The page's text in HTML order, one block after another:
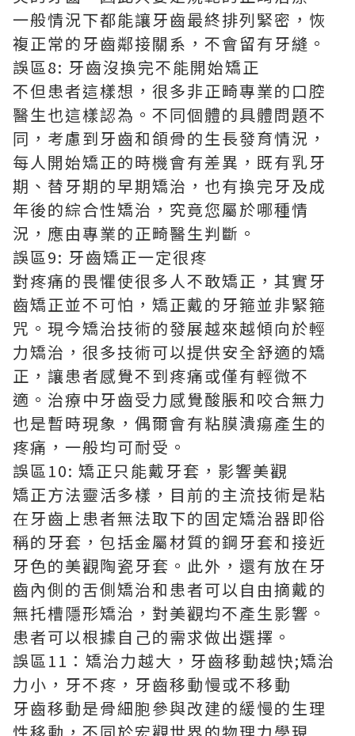
一般情況下都能讓牙齒最終排列緊密，恢
複正常的牙齒鄰接關系，不會留有牙縫。
誤區8: 牙齒沒換完不能開始矯正
不但患者這樣想，很多非正畸專業的口腔
醫生也這樣認為。不同個體的具體問題不
同，考慮到牙齒和頜骨的生長發育情況，
每人開始矯正的時機會有差異，既有乳牙
期、替牙期的早期矯治，也有換完牙及成
年後的綜合性矯治，究竟您屬於哪種情
況，應由專業的正畸醫生判斷。
誤區9: 牙齒矯正一定很疼
對疼痛的畏懼使很多人不敢矯正，其實牙
齒矯正並不可怕，矯正戴的牙箍並非緊箍
咒。現今矯治技術的發展越來越傾向於輕
力矯治，很多技術可以提供安全舒適的矯
正，讓患者感覺不到疼痛或僅有輕微不
適。治療中牙齒受力感覺酸脹和咬合無力
也是暫時現象，偶爾會有粘膜潰瘍產生的
疼痛，一般均可耐受。
誤區10: 矯正只能戴牙套，影響美觀
矯正方法靈活多樣，目前的主流技術是粘
在牙齒上患者無法取下的固定矯治器即俗
稱的牙套，包括金屬材質的鋼牙套和接近
牙色的美觀陶瓷牙套。此外，還有放在牙
齒內側的舌側矯治和患者可以自由摘戴的
無托槽隱形矯治，對美觀均不產生影響。
患者可以根據自己的需求做出選擇。
誤區11：矯治力越大，牙齒移動越快;矯治
力小，牙不疼，牙齒移動慢或不移動
牙齒移動是骨細胞參與改建的緩慢的生理